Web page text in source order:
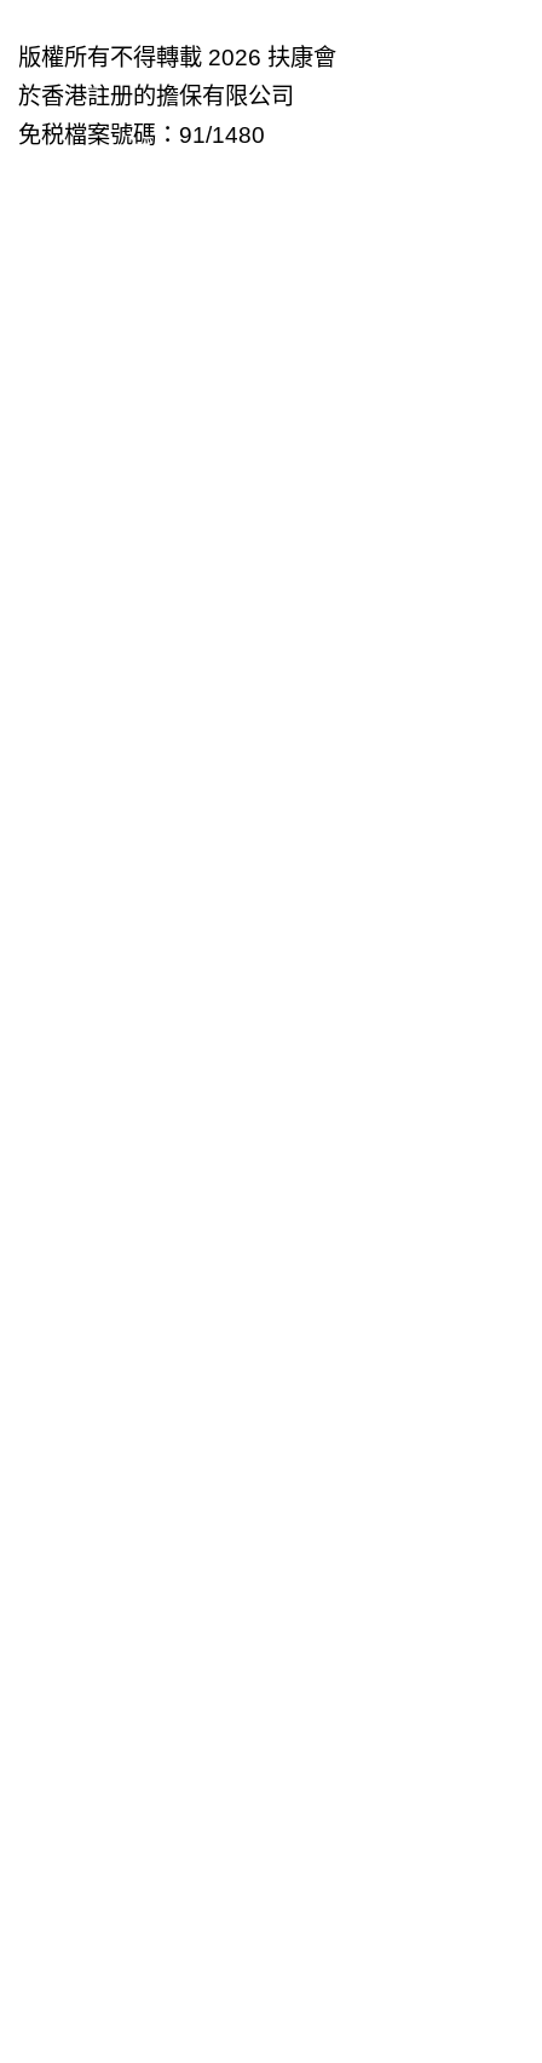
版權所有不得轉載 2026 扶康會
於香港註册的擔保有限公司
免税檔案號碼：91/1480